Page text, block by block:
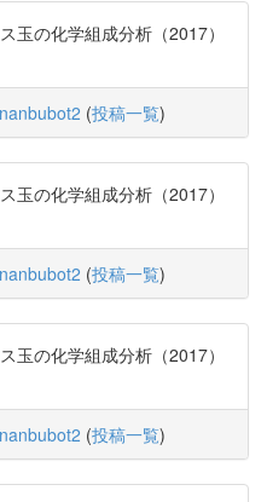
玉の化学組成分析（2017）
(投稿一覧)
玉の化学組成分析（2017）
(投稿一覧)
玉の化学組成分析（2017）
(投稿一覧)